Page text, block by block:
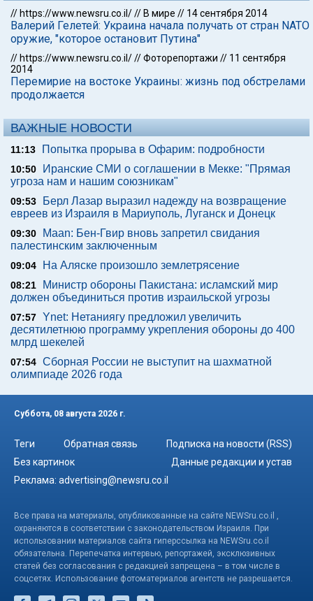
// https://www.newsru.co.il/// В мире // 14 сентября 2014
Валерий Гелетей: Украина начала получать от стран NATO
оружие, "которое остановит Путина"
// https://www.newsru.co.il///Фоторепортажи // 11 сентября
2014
Перемирие на востоке Украины: жизнь под обстрелами
продолжается
ВАЖНЫЕ НОВОСТИ
11:13 Попытка прорыва в Офарим: подробности
10:50
Иранские СМИ о соглашении в Мекке: "Прямая
угроза нам и нашим союзникам"
09:53
Берл Лазар выразил надежду на возвращение
евреев из Израиля в Мариуполь, Луганск и Донецк
09:30
Maan: Бен-Гвир вновь запретил свидания
палестинским заключенным
09:04 На Аляске произошло землетрясение
08:21
Министр обороны Пакистана: исламский мир
должен объединиться против израильской угрозы
07:57 Ynet: Нетаниягу предложил увеличить
десятилетнюю программу укрепления обороны до 400
млрд шекелей
07:54 Сборная России не выступит на шахматной
олимпиаде 2026 года
Суббота, 08 августа 2026 г.
Теги Обратная связь
Подписка на новости (RSS)
Без картинок
Данные редакции и устав
Реклама: advertising@newsru.co.il
Все права на материалы, опубликованные на сайте NEWSru.co.il ,
охраняются в соответствии с законодательством Израиля. При
использовании материалов сайта гиперссылка на NEWSru.co.il
обязательна. Перепечатка интервью, репортажей, эксклюзивных
статей без согласования с редакцией запрещена – в том числе в
соцсетях. Использование фотоматериалов агентств не разрешается.